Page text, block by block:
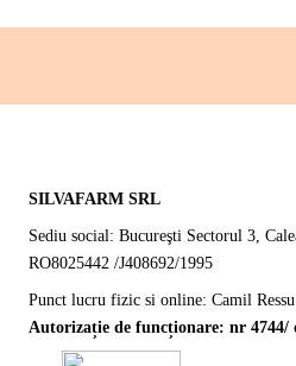
SILVAFARM SRL
Sediu social: Bucureşti Sectorul 3,
RO8025442 /J408692/1995
Punct lucru fizic si online: Camil
Autorizație de funcționare: nr 4744/